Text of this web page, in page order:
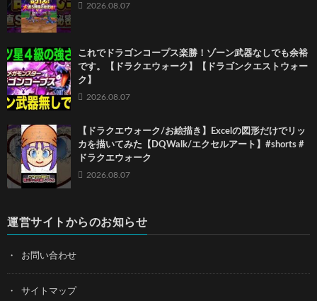
2026.08.07
これでドラゴンコープス楽勝！ゾーン武器なしでも余裕
です。【ドラクエウォーク】【ドラゴンクエストウォー
ク】
2026.08.07
【ドラクエウォーク/お絵描き】Excelの図形だけでリッ
カを描いてみた【DQWalk/エクセルアート】#shorts #
ドラクエウォーク
2026.08.07
運営サイトからのお知らせ
お問い合わせ
サイトマップ